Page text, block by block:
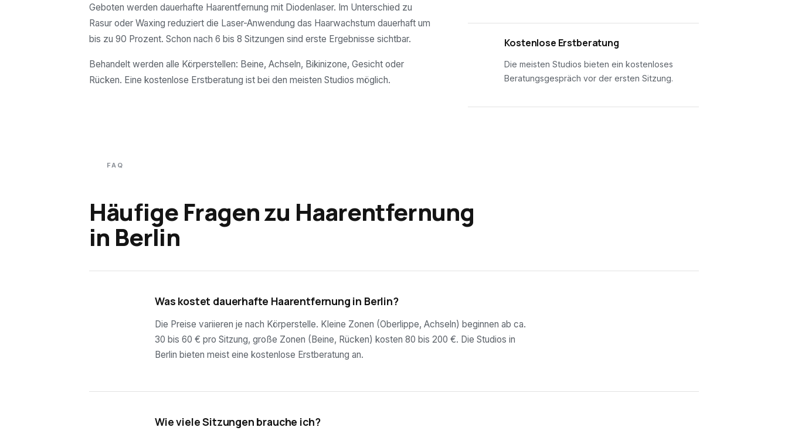
Geboten werden dauerhafte Haarentfernung mit Diodenlaser. Im Unterschied zu
Rasur oder Waxing reduziert die Laser-Anwendung das Haarwachstum dauerhaft um
bis zu 90 Prozent. Schon nach 6 bis 8 Sitzungen sind erste Ergebnisse sichtbar.
Behandelt werden alle Körperstellen: Beine, Achseln, Bikinizone, Gesicht oder
Rücken. Eine kostenlose Erstberatung ist bei den meisten Studios möglich.
Kostenlose Erstberatung
Die meisten Studios bieten ein kostenloses
Beratungsgespräch vor der ersten Sitzung.
FAQ
Häufige Fragen zu Haarentfernung
in Berlin
Was kostet dauerhafte Haarentfernung in Berlin?
Die Preise variieren je nach Körperstelle. Kleine Zonen (Oberlippe, Achseln) beginnen ab ca.
30 bis 60 € pro Sitzung, große Zonen (Beine, Rücken) kosten 80 bis 200 €. Die Studios in
Berlin bieten meist eine kostenlose Erstberatung an.
Wie viele Sitzungen brauche ich?